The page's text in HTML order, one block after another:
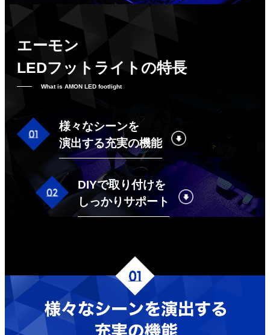
エーモン
LEDフットライトの特長
What is AMON LED footlight
様々なシーンを
演出する充実の機能
DIYで取り付けを
しっかりサポート